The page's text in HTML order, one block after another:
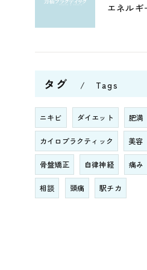
タグ Tags
ニキビ ダイエット 肥満
カイロプラクティック 美容
骨盤矯正 自律神経 痛み
相談 頭痛 駅チカ